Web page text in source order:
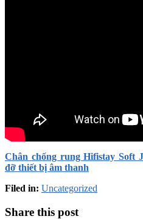
Chân chống rung Hifistay Soft
đỡ thiết bị âm thanh
Filed in: Uncategorized
Share this post